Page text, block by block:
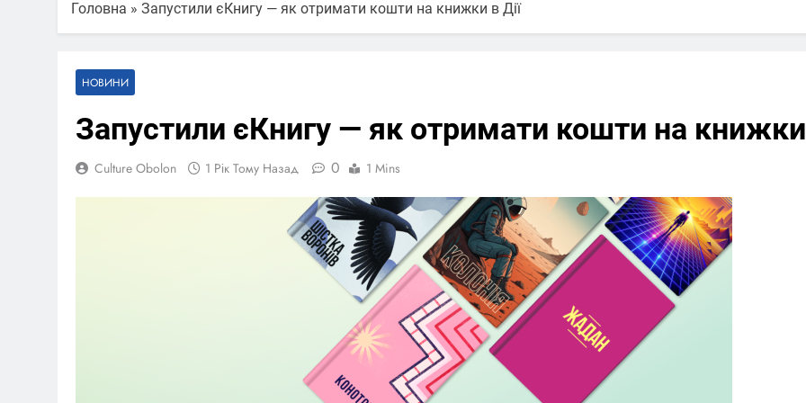
Головна » Запустили єКнигу — як отримати кошти на книжки в Дії
НОВИНИ
Запустили єКнигу — як отримати кошти на книжки
Culture Obolon 1 Рік Тому Назад 0 1 Mins